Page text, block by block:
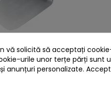
premium pentru pizza din
inoxidabil Enders 8770
vă solicită să acceptați
urile unor terțe părți sunt
anunțuri personalizate.